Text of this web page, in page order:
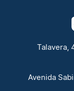
Talavera,
Avenida